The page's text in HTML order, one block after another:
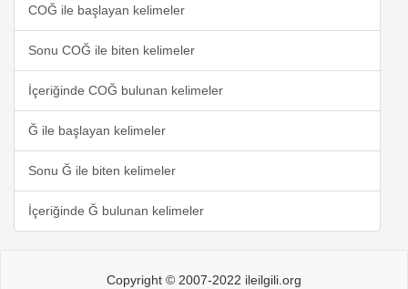
COĞ ile başlayan kelimeler
Sonu COĞ ile biten kelimeler
İçeriğinde COĞ bulunan kelimeler
Ğ ile başlayan kelimeler
Sonu Ğ ile biten kelimeler
İçeriğinde Ğ bulunan kelimeler
Copyright © 2007-2022 ileilgili.org